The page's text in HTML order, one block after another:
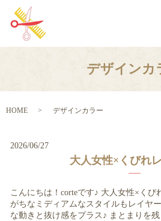
デザインカ
HOME デザインカラー
2026/06/27
大人女性×くびれ
こんにちは！corteです♪ 大人女性×く
がちなミディアムなスタイルもレイヤ
な動きと抜け感をプラス♪ まとまりを